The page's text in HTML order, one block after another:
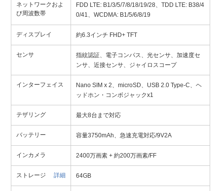
ネットワークおよ
び周波数帯
FDD LTE: B1/3/5/7/8/18/19/28、TDD LTE: B38/4
0/41、WCDMA: B1/5/6/8/19
ディスプレイ 約6.3インチ FHD+ TFT
センサ
指紋認証、電子コンパス、光センサ、加速度セ
ンサ、近接センサ、ジャイロスコープ
インターフェイス
Nano SIM x 2、microSD、USB 2.0 Type-C、ヘ
ッドホン・コンボジャックx1
テザリング 最大8台まで対応
バッテリー 容量3750mAh、急速充電対応/9V2A
インカメラ 2400万画素 + 約200万画素/FF
ストレージ 詳細 64GB